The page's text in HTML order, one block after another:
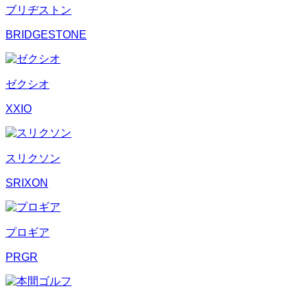
ブリヂストン
BRIDGESTONE
ゼクシオ
XXIO
スリクソン
SRIXON
プロギア
PRGR